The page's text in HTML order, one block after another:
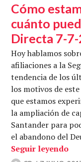
Cómo
cuánto
Directa 7-
Hoy hablamos
afiliaciones a la
tendencia de los
los motivos de
que estamos
la ampliación de
Santander para
el abandono del
Seguir leyendo